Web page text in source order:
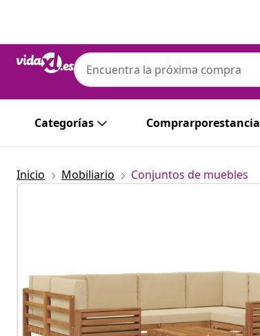
Categorías Comprarporestancia
Inicio Mobiliario Conjuntos de muebles